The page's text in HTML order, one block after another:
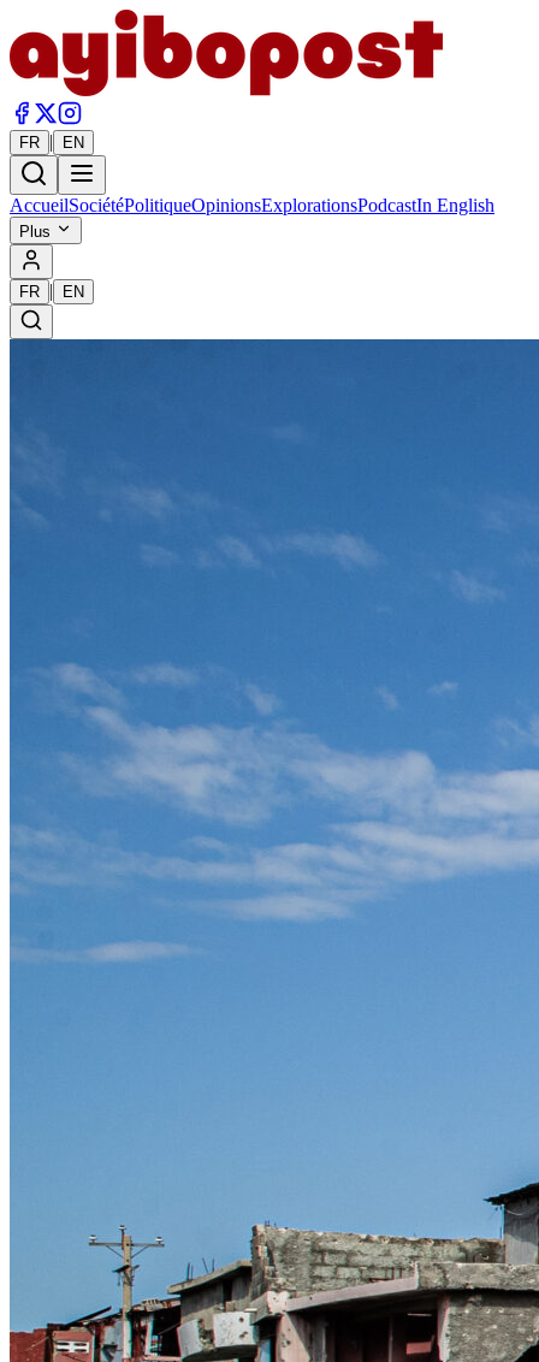
FR | EN
AccueilSociétéPolitiqueOpinionsExplorationsPodcastIn English
Plus
FR | EN